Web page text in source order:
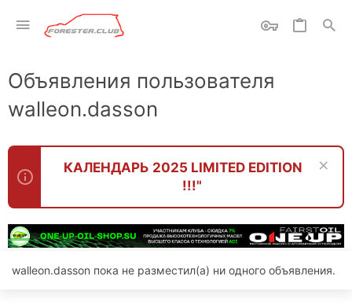
Объявления пользователя
walleon.dasson
КАЛЕНДАРЬ 2025 LIMITED EDITION
!!!"
walleon.dasson пока не разместил(а) ни одного объявления.